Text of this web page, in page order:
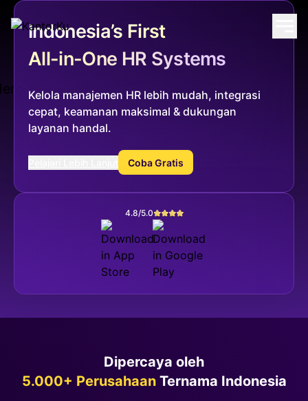
Indonesia’s First
All-in-One HR Systems
Kelola manajemen HR lebih mudah, integrasi
cepat, keamanan maksimal & dukungan
layanan handal.
Coba Gratis
4.8/5.0
Dipercaya oleh
5.000+ PerusahaanTernama Indonesia